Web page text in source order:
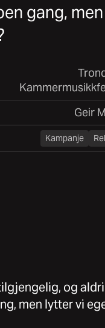
gang, men
Geir
Kampanje
og
men lytter vi